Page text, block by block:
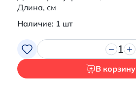
Длина, см
Наличие: 1 шт
1
В корзину